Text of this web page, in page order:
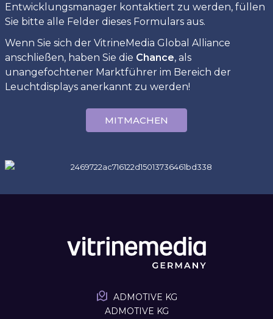
Entwicklungsmanager kontaktiert zu werden, füllen
Sie bitte alle Felder dieses Formulars aus.
Wenn Sie sich der VitrineMedia Global Alliance
anschließen, haben Sie die Chance, als
unangefochtener Marktführer im Bereich der
Leuchtdisplays anerkannt zu werden!
MITMACHEN
ADMOTIVE KG
ADMOTIVE KG